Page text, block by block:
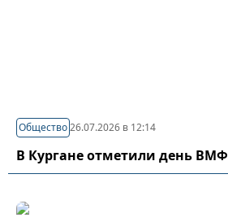
Общество26.07.2026 в 12:14
В Кургане отметили день ВМФ